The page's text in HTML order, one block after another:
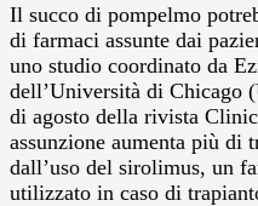
Il succo di pompelmo
di farmaci assunte dai
uno studio coordinato da
dell’Università di Chicago
di agosto della rivista
assunzione aumenta più
dall’uso del sirolimus, un
utilizzato in caso di